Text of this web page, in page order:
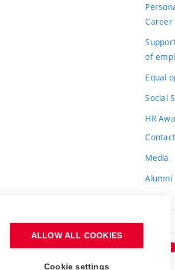
Career
of
Equal
Social
HR
Media
Alumni
ALLOW ALL COOKIES
Cookie settings